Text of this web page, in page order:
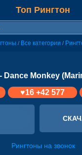
Топ Рингтон
/ Все категории /
Dance Monkey
♥16 +42 577
Рингтоны на звонок